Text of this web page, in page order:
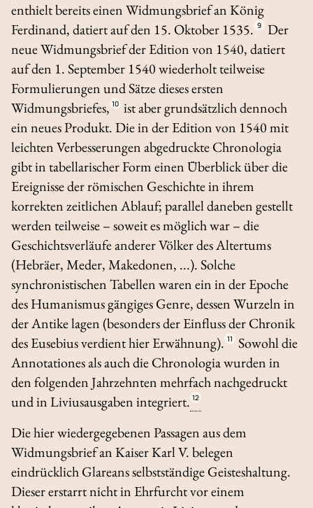
enthielt bereits einen Widmungsbrief an König
Ferdinand, datiert auf den 15. Oktober 1535. 9
Der
neue Widmungsbrief der Edition von 1540, datiert
auf den 1. September 1540 wiederholt teilweise
Formulierungen und Sätze dieses ersten
Widmungsbriefes, 10 ist aber grundsätzlich dennoch
ein neues Produkt. Die in der Edition von 1540 mit
leichten Verbesserungen abgedruckteChronologia
gibt in tabellarischer Form einen Überblick über die
Ereignisse der römischen Geschichte in ihrem
korrekten zeitlichen Ablauf; parallel daneben gestellt
werden teilweise – soweit es möglich war – die
Geschichtsverläufe anderer Völker des Altertums
(Hebräer, Meder, Makedonen, ...). Solche
synchronistischen Tabellen waren ein in der Epoche
des Humanismus gängiges Genre, dessen Wurzeln in
der Antike lagen (besonders der Einfluss der Chronik
des Eusebius verdient hier Erwähnung). 11
Sowohl die
Annotationesals auch dieChronologiawurden in
den folgenden Jahrzehnten mehrfach nachgedruckt
und in Liviusausgaben integriert. 12
Die hier wiedergegebenen Passagen aus dem
Widmungsbrief an Kaiser Karl V. belegen
eindrücklich Glareans selbstständige Geisteshaltung.
Dieser erstarrt nicht in Ehrfurcht vor einem